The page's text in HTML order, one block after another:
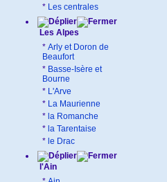
* Les centrales
Les Alpes
* Arly et Doron de
Beaufort
* Basse-Isère et
Bourne
* L'Arve
* La Maurienne
* la Romanche
* la Tarentaise
* le Drac
l'Ain